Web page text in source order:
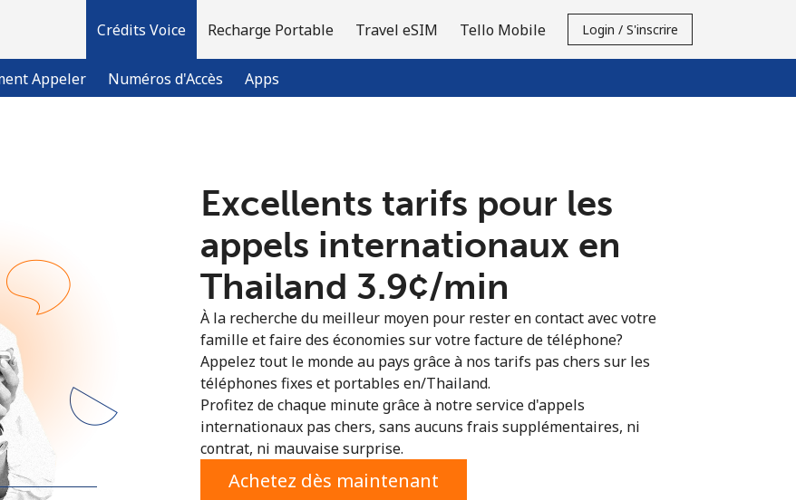
Crédits Voice
Appeler Numéros d'Accès Apps
Recharge Portable Travel eSIM Tello Mobile Login / S'inscrire
Connectez-vous →
S'enregistrer avec
Excellents tarifs pour les
appels internationaux en
Thailand ⁦3.9¢⁩/min
À la recherche du meilleur moyen pour rester en contact avec votre
famille et faire des économies sur votre facture de téléphone?
Appelez tout le monde au pays grâce à nos tarifs pas chers sur les
téléphones fixes et portables en/Thailand.
Profitez de chaque minute grâce à notre service d'appels
internationaux pas chers, sans aucuns frais supplémentaires, ni
contrat, ni mauvaise surprise.
Achetez dès maintenant